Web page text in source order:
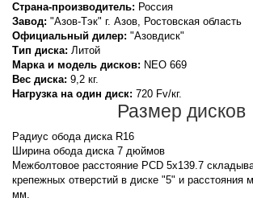
Страна-производитель: Россия
Завод: "Азов-Тэк" г. Азов, Ростовская область
Официальный дилер: "Азовдиск"
Тип диска: Литой
Марка и модель дисков: NEO 669
Вес диска: 9,2 кг.
Нагрузка на один диск: 720 Fv/кг.
Размер дисков
Радиус обода диска R16
Ширина обода диска 7 дюймов
Межболтовое расстояние PCD 5x139.7
крепежных отверстий в диске "5" и расстояния
мм.